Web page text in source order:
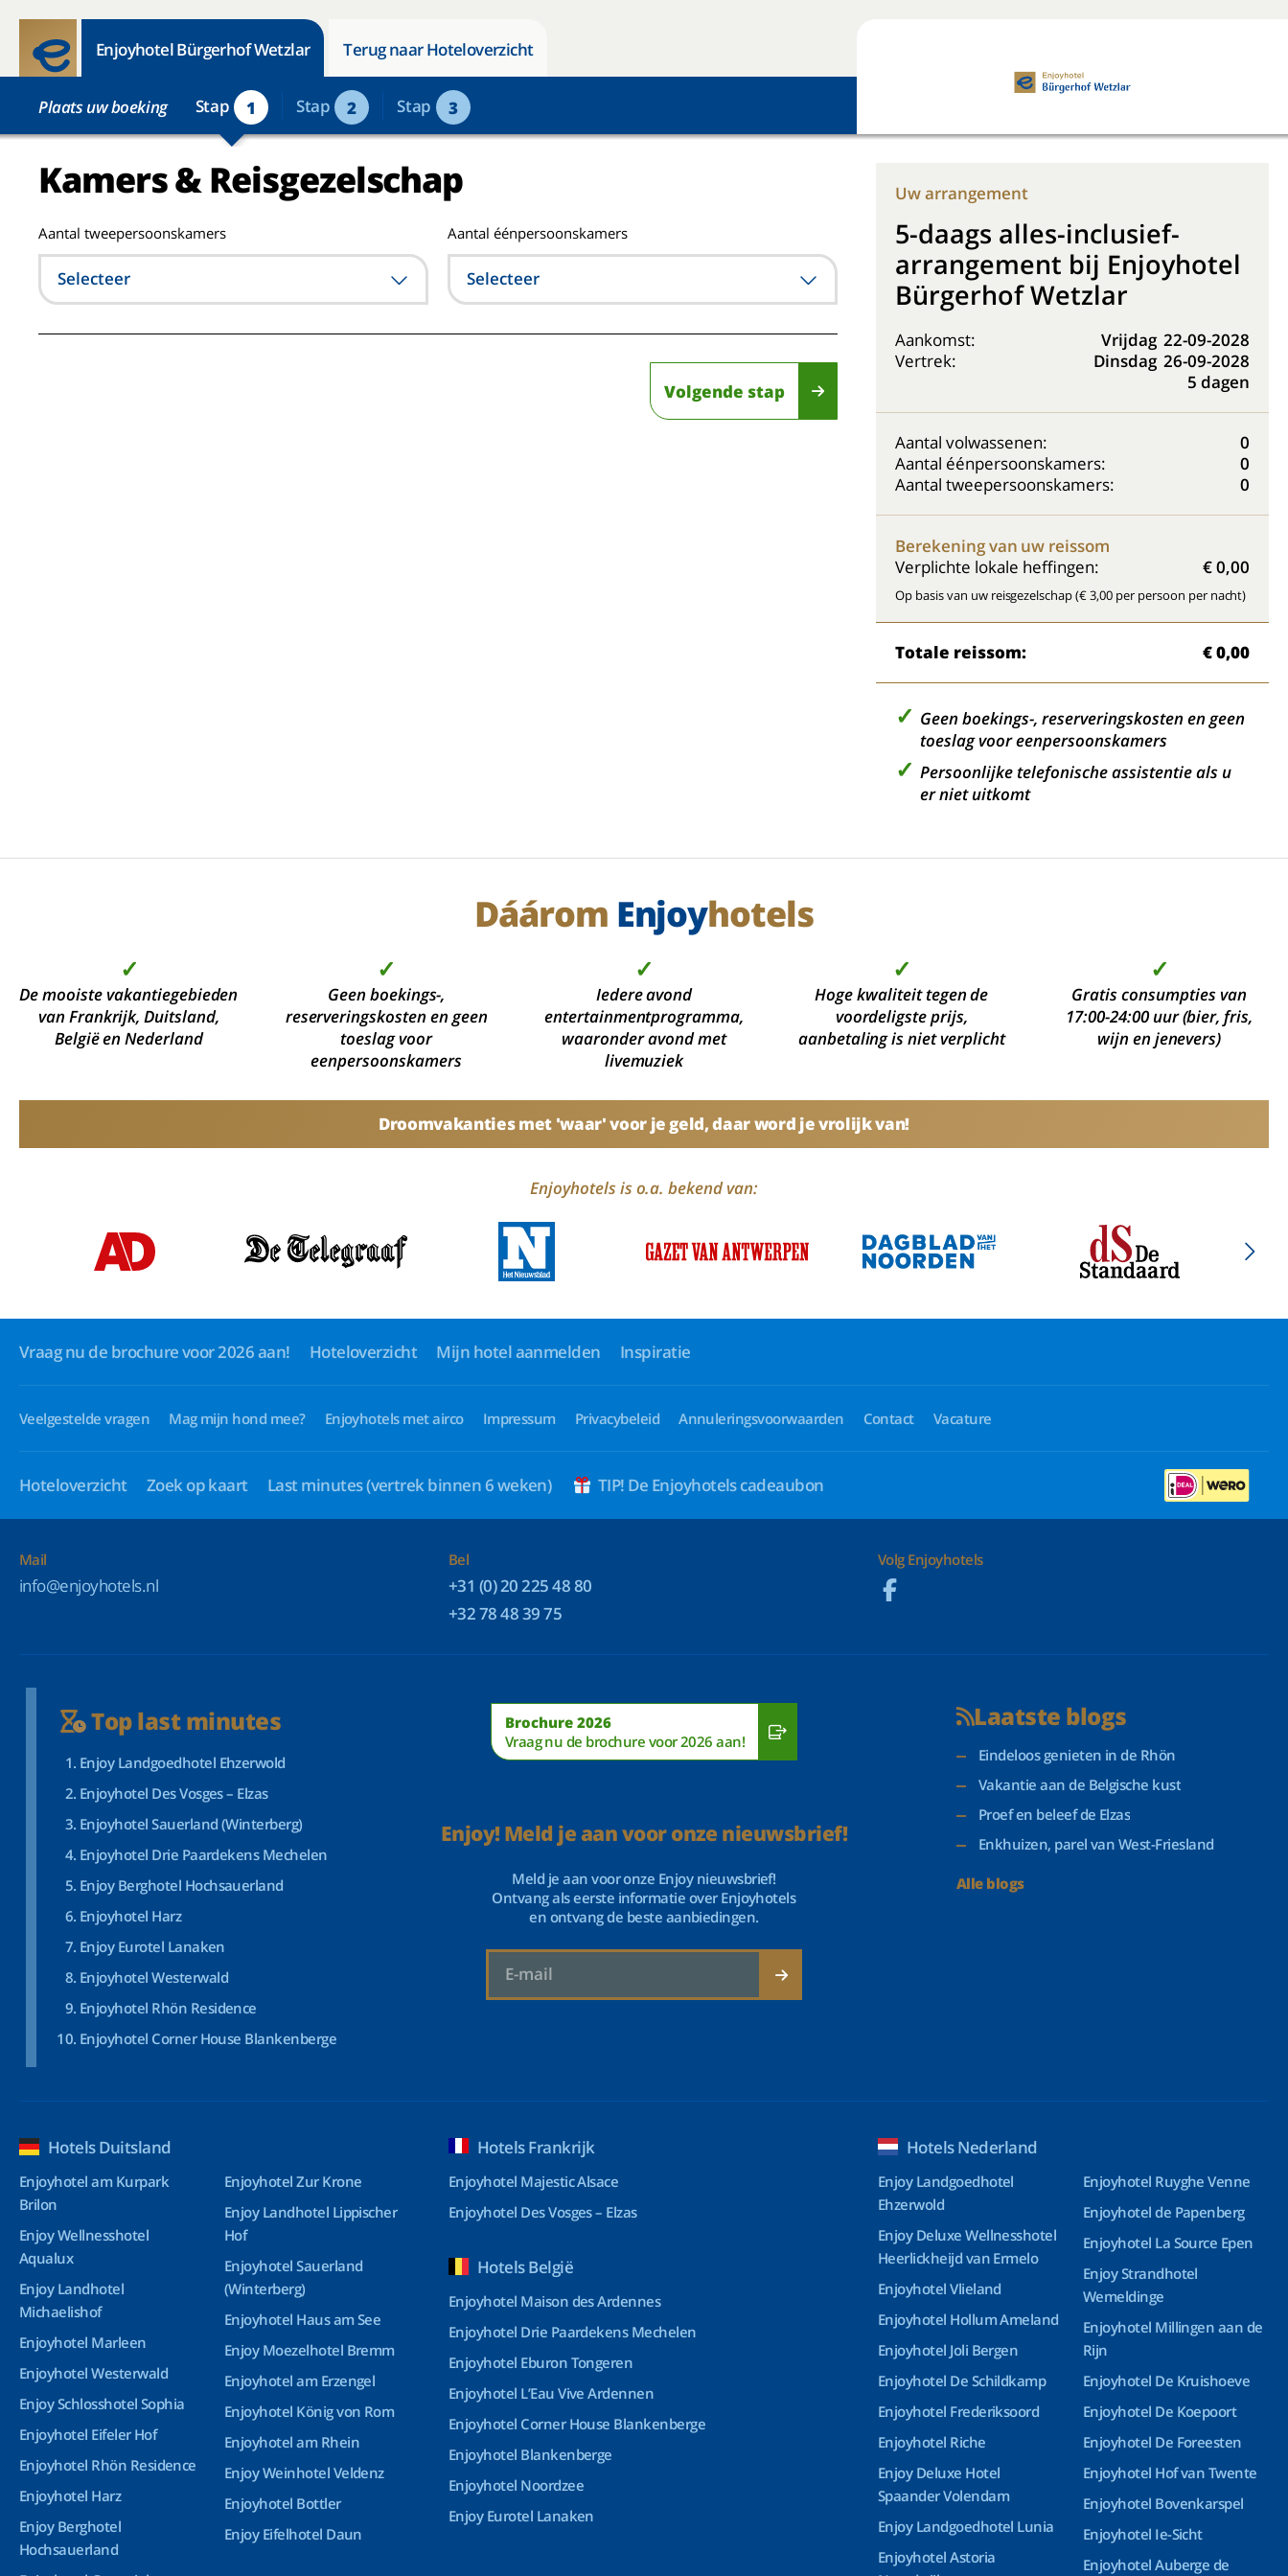
Enjoyhotel Bürgerhof Wetzlar Terug naar Hoteloverzicht
Plaats uw boeking Stap 1 Stap 2 Stap 3
Kamers & Reisgezelschap
Aantal tweepersoonskamers
Selecteer
Aantal éénpersoonskamers
Selecteer
Volgende stap
Uw arrangement
5-daags alles-inclusief-
arrangement bij Enjoyhotel
Bürgerhof Wetzlar
Aankomst: Vrijdag 22-09-2028
Vertrek:
Dinsdag 26-09-2028
5 dagen
Aantal volwassenen:
0
Aantal éénpersoonskamers:
0
Aantal tweepersoonskamers:
0
Berekening van uw reissom
Verplichte lokale heffingen:
€ 0,00
Op basis van uw reisgezelschap (€ 3,00 per persoon per nacht)
Totale reissom: € 0,00
Geen boekings-, reserveringskosten en geen
toeslag voor eenpersoonskamers
Persoonlijke telefonische assistentie als u
er niet uitkomt
Dáárom Enjoyhotels
✓
De mooiste vakantiegebieden
van Frankrijk, Duitsland,
België en Nederland
✓
Geen boekings-,
reserveringskosten en geen
toeslag voor
eenpersoonskamers
✓
Iedere avond
entertainmentprogramma,
waaronder avond met
livemuziek
✓
Hoge kwaliteit tegen de
voordeligste prijs,
aanbetaling is niet verplicht
✓
Gratis consumpties van
17:00-24:00 uur (bier, fris,
wijn en jenevers)
Droomvakanties met 'waar' voor je geld, daar word je vrolijk van!
Enjoyhotels is o.a. bekend van:
Vraag nu de brochure voor 2026 aan! Hoteloverzicht Mijn hotel aanmelden Inspiratie
Veelgestelde vragen Mag mijn hond mee? Enjoyhotels met airco Impressum Privacybeleid Annuleringsvoorwaarden Contact Vacature
Hoteloverzicht Zoek op kaart Last minutes(vertrek binnen 6 weken) TIP! De Enjoyhotels cadeaubon
Mail
info@enjoyhotels.nl
Bel
+31 (0) 20 225 48 80
+32 78 48 39 75
Volg Enjoyhotels
Top last minutes
Enjoy Landgoedhotel Ehzerwold
Enjoyhotel Des Vosges – Elzas
Enjoyhotel Sauerland (Winterberg)
Enjoyhotel Drie Paardekens Mechelen
Enjoy Berghotel Hochsauerland
Enjoyhotel Harz
Enjoy Eurotel Lanaken
Enjoyhotel Westerwald
Enjoyhotel Rhön Residence
Enjoyhotel Corner House Blankenberge
Brochure 2026
Vraag nu de brochure voor 2026 aan!
Enjoy! Meld je aan voor onze nieuwsbrief!
Meld je aan voor onze Enjoy nieuwsbrief!
Ontvang als eerste informatie over Enjoyhotels
en ontvang de beste aanbiedingen.
Laatste blogs
Eindeloos genieten in de Rhön
Vakantie aan de Belgische kust
Proef en beleef de Elzas
Enkhuizen, parel van West-Friesland
Alle blogs
Hotels Duitsland
Enjoyhotel am Kurpark
Brilon
Enjoy Wellnesshotel
Aqualux
Enjoy Landhotel
Michaelishof
Enjoyhotel Marleen
Enjoyhotel Westerwald
Enjoy Schlosshotel Sophia
Enjoyhotel Eifeler Hof
Enjoyhotel Rhön Residence
Enjoyhotel Harz
Enjoy Berghotel
Hochsauerland
Enjoyhotel Zur Krone
Enjoy Landhotel Lippischer
Hof
Enjoyhotel Sauerland
(Winterberg)
Enjoyhotel Haus am See
Enjoy Moezelhotel Bremm
Enjoyhotel am Erzengel
Enjoyhotel König von Rom
Enjoyhotel am Rhein
Enjoy Weinhotel Veldenz
Enjoyhotel Bottler
Enjoy Eifelhotel Daun
Hotels Frankrijk
Enjoyhotel Majestic Alsace
Enjoyhotel Des Vosges – Elzas
Hotels België
Enjoyhotel Maison des Ardennes
Enjoyhotel Drie Paardekens Mechelen
Enjoyhotel Eburon Tongeren
Enjoyhotel L’Eau Vive Ardennen
Enjoyhotel Corner House Blankenberge
Enjoyhotel Blankenberge
Enjoyhotel Noordzee
Enjoy Eurotel Lanaken
Hotels Nederland
Enjoy Landgoedhotel
Ehzerwold
Enjoy Deluxe Wellnesshotel
Heerlickheijd van Ermelo
Enjoyhotel Vlieland
Enjoyhotel Hollum Ameland
Enjoyhotel Joli Bergen
Enjoyhotel De Schildkamp
Enjoyhotel Frederiksoord
Enjoyhotel Riche
Enjoy Deluxe Hotel
Spaander Volendam
Enjoy Landgoedhotel Lunia
Enjoyhotel Astoria
Enjoyhotel Ruyghe Venne
Enjoyhotel de Papenberg
Enjoyhotel La Source Epen
Enjoy Strandhotel
Wemeldinge
Enjoyhotel Millingen aan de
Rijn
Enjoyhotel De Kruishoeve
Enjoyhotel De Koepoort
Enjoyhotel De Foreesten
Enjoyhotel Hof van Twente
Enjoyhotel Bovenkarspel
Enjoyhotel Ie-Sicht
Enjoyhotel Auberge de